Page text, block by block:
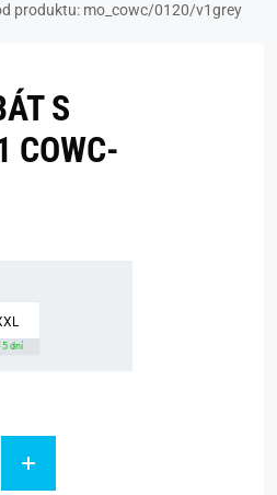
produktu: mo_cowc/0120/v1grey
S
COWC-
5 dní